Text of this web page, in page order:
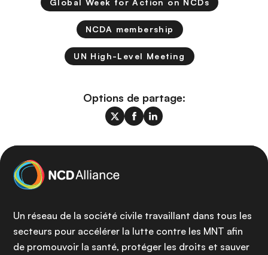
Global Week for Action on NCDs
NCDA membership
UN High-Level Meeting
Options de partage:
Un réseau de la société civile travaillant dans tous les
secteurs pour accélérer la lutte contre les MNT afin
de promouvoir la santé, protéger les droits et sauver